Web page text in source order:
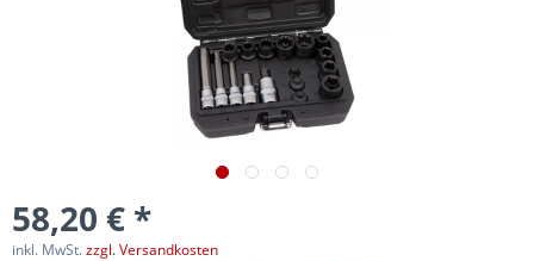
58,20 € *
inkl. MwSt.zzgl. Versandkosten